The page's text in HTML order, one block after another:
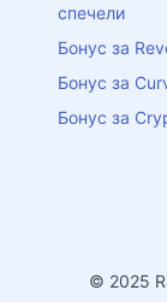
спечели
Бонус за
Бонус за
Бонус за
© 2025